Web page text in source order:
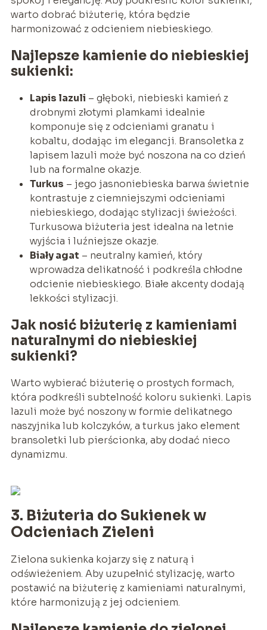
warto dobrać biżuterię, która będzie
harmonizować z odcieniem niebieskiego.
Najlepsze kamienie do niebieskiej
sukienki:
Lapis lazuli – głęboki, niebieski kamień z
drobnymi złotymi plamkami idealnie
komponuje się z odcieniami granatu i
kobaltu, dodając im elegancji. Bransoletka z
lapisem lazuli może być noszona na co dzień
lub na formalne okazje.
Turkus – jego jasnoniebieska barwa świetnie
kontrastuje z ciemniejszymi odcieniami
niebieskiego, dodając stylizacji świeżości.
Turkusowa biżuteria jest idealna na letnie
wyjścia i luźniejsze okazje.
Biały agat – neutralny kamień, który
wprowadza delikatność i podkreśla chłodne
odcienie niebieskiego. Białe akcenty dodają
lekkości stylizacji.
Jak nosić biżuterię z kamieniami
naturalnymi do niebieskiej
sukienki?
Warto wybierać biżuterię o prostych formach,
która podkreśli subtelność koloru sukienki. Lapis
lazuli może być noszony w formie delikatnego
naszyjnika lub kolczyków, a turkus jako element
bransoletki lub pierścionka, aby dodać nieco
dynamizmu.
3. Biżuteria do Sukienek w
Odcieniach Zieleni
Zielona sukienka kojarzy się z naturą i
odświeżeniem. Aby uzupełnić stylizację, warto
postawić na biżuterię z kamieniami naturalnymi,
które harmonizują z jej odcieniem.